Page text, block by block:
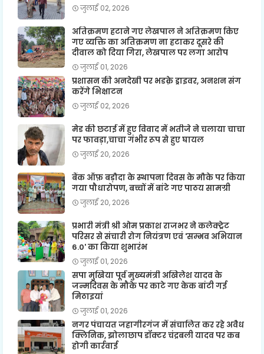
जुलाई 02, 2026
अतिक्रमण हटाने गए लेखपाल ने अतिक्रमण किए
गए व्यक्ति का अतिक्रमण ना हटाकर दूसरे की
दीवाल को दिया गिरा, लेखपाल पर लगा आरोप
जुलाई 01, 2026
प्रशासन की अनदेखी पर भडक़े ड्राइवर, अनशन संग
करेंगे भिक्षाटन
जुलाई 02, 2026
मेड की छटाई में हुए विवाद में भतीजे ने चलाया चाचा
पर फावड़ा,चाचा गंभीर रूप से हुए घायल
जुलाई 20, 2026
बैंक ऑफ़ बड़ौदा के स्थापना दिवस के मौके पर किया
गया पौधारोपण, बच्चों में बांटे गए पाठय सामग्री
जुलाई 20, 2026
प्रभारी मंत्री श्री ओम प्रकाश राजभर ने कलेक्ट्रेट
परिसर से संचारी रोग नियंत्रण एवं 'सम्भव अभियान
6.0' का किया शुभारंभ
जुलाई 01, 2026
सपा मुखिया पूर्व मुख्यमंत्री अखिलेश यादव के
जन्मदिवस के मौके पर काटे गए केक बांटी गई
मिठाइयां
जुलाई 01, 2026
नगर पंचायत जहागीरगंज में संचालित कर रहे अवैध
क्लिनिक, झोलाछाप डॉक्टर चंद्रबली यादव पर कब
होगी कार्रवाई